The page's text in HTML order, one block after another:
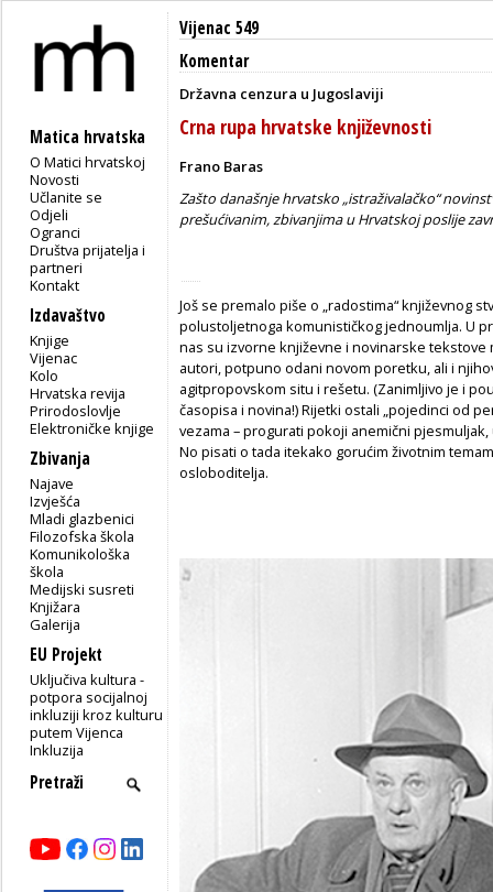
Matica hrvatska
O Matici hrvatskoj
Novosti
Učlanite se
Odjeli
Ogranci
Društva prijatelja i
partneri
Kontakt
Izdavaštvo
Knjige
Vijenac
Kolo
Hrvatska revija
Prirodoslovlje
Elektroničke knjige
Zbivanja
Najave
Izvješća
Mladi glazbenici
Filozofska škola
Komunikološka
škola
Medijski susreti
Knjižara
Galerija
EU Projekt
Uključiva kultura -
potpora socijalnoj
inkluziji kroz kulturu
putem Vijenca
Inkluzija
Vijenac 549
Komentar
Državna cenzura u Jugoslaviji
Crna rupa hrvatske književnosti
Frano Baras
Zašto današnje hrvatsko „istraživalačko“
prešućivanim, zbivanjima u Hrvatskoj poslije
Još se premalo piše o „radostima“ književnog
polustoljetnoga komunističkog jednoumlja. U
nas su izvorne književne i novinarske
autori, potpuno odani novom poretku, ali i
agitpropovskom situ i rešetu. (Zanimljivo je i
časopisa i novina!) Rijetki ostali „pojedinci od
vezama – progurati pokoji anemični
No pisati o tada itekako gorućim životnim
osloboditelja.